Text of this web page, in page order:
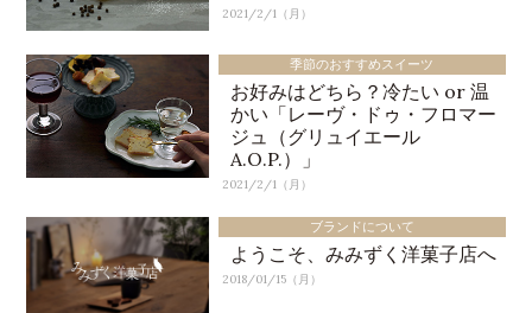
2021/2/1（月）
季節のおすすめスイーツ
お好みはどちら？冷たい or 温
かい「レーヴ・ドゥ・フロマー
ジュ（グリュイエール
A.O.P.）」
2021/2/1（月）
ブランドについて
ようこそ、みみずく洋菓子店へ
2018/01/15（月）